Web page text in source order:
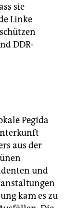
sie
Linke
DDR-
Pegida
aus der
und
kam es zu